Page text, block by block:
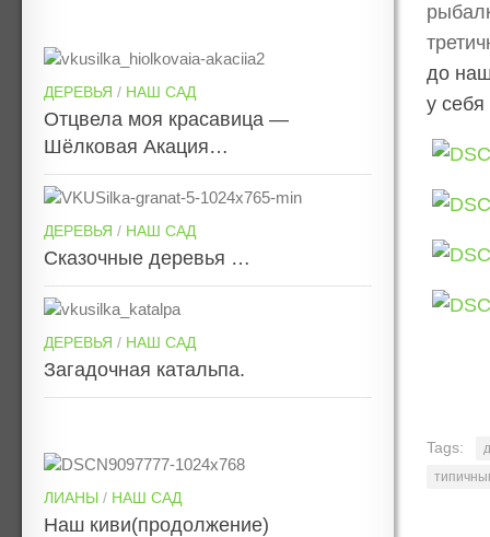
до
у
Tags:
ДЕРЕВЬЯ / НАШ САД
Отцвела моя красавица —
Шёлковая Акация…
ДЕРЕВЬЯ / НАШ САД
Сказочные деревья …
ДЕРЕВЬЯ / НАШ САД
Загадочная катальпа.
ЛИАНЫ / НАШ САД
Наш киви(продолжение)